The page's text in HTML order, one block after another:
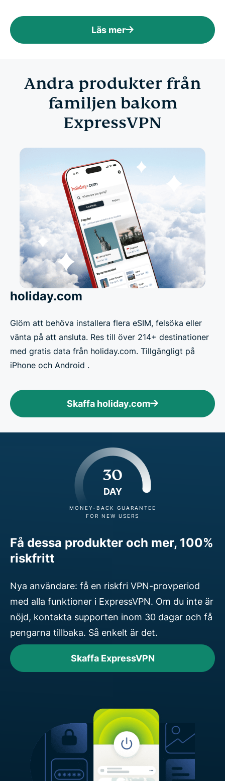
Läs mer
Andra produkter från
familjen bakom
ExpressVPN
holiday.com
Glöm att behöva installera flera eSIM, felsöka eller
vänta på att ansluta. Res till över 214+ destinationer
med gratis data från holiday.com. Tillgängligt på
iPhone och Android .
Skaffa holiday.com
30
DAY
MONEY-BACK GUARANTEE
FOR NEW USERS
Få dessa produkter och mer, 100%
riskfritt
Nya användare: få en riskfri VPN-provperiod
med alla funktioner i ExpressVPN. Om du inte är
nöjd, kontakta supporten inom 30 dagar och få
pengarna tillbaka. Så enkelt är det.
Skaffa ExpressVPN